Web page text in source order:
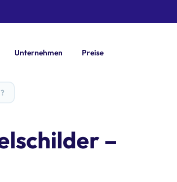
Unternehmen Preise
–